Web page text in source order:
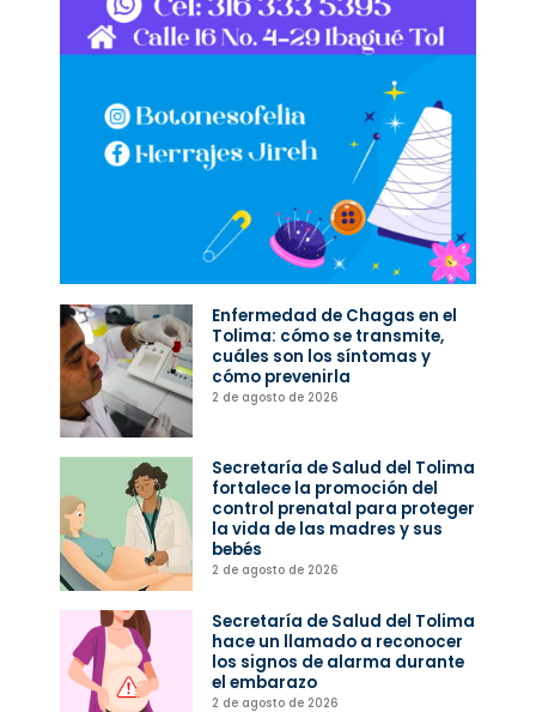
Enfermedad de Chagas en el
Tolima: cómo se transmite,
cuáles son los síntomas y
cómo prevenirla
2 de agosto de 2026
Secretaría de Salud del Tolima
fortalece la promoción del
control prenatal para proteger
la vida de las madres y sus
bebés
2 de agosto de 2026
Secretaría de Salud del Tolima
hace un llamado a reconocer
los signos de alarma durante
el embarazo
2 de agosto de 2026